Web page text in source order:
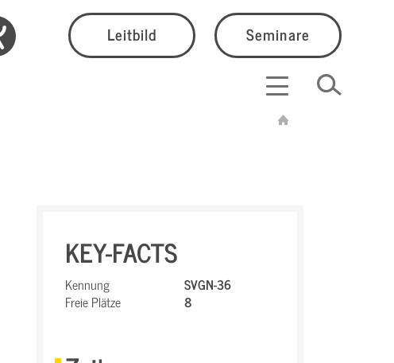
Leitbild Seminare
KEY-FACTS
Kennung
SVGN-36
Freie Plätze
8